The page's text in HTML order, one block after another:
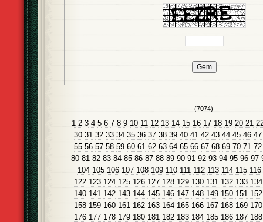
(7074)
1 2 3 4 5 6 7 8 9 10 11 12 13 14 15 16 17 18 19 20 21
30 31 32 33 34 35 36 37 38 39 40 41 42 43 44 45 46 47
55 56 57 58 59 60 61 62 63 64 65 66 67 68 69 70 71 72
80 81 82 83 84 85 86 87 88 89 90 91 92 93 94 95 96 97
104 105 106 107 108 109 110 111 112 113 114 115 116
122 123 124 125 126 127 128 129 130 131 132 133 134
140 141 142 143 144 145 146 147 148 149 150 151 152
158 159 160 161 162 163 164 165 166 167 168 169 170
176 177 178 179 180 181 182 183 184 185 186 187 188